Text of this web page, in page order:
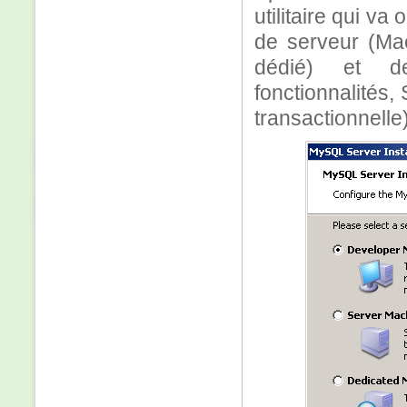
utilitaire qui va
de serveur
dédié) et
fonctionnalités,